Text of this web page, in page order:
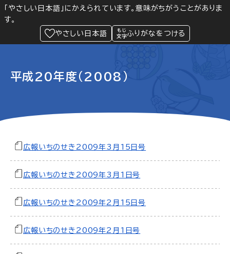
「やさしい日本語」にかえられています。意味がちがうことがありま
す。
やさしい日本語
ふりがなをつける
Language 閲覧支援
緊急情報
平成20年度（2008）
広報いちのせき2009年3月15日号
広報いちのせき2009年3月1日号
広報いちのせき2009年2月15日号
広報いちのせき2009年2月1日号